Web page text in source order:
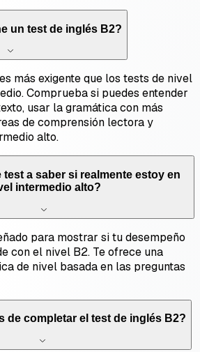
un test de inglés B2?
más exigente que los tests de nivel
Comprueba si puedes entender
usar la gramática con más
de comprensión lectora y
alto.
test a saber si realmente estoy en
intermedio alto?
para mostrar si tu desempeño
con el nivel B2. Te ofrece una
de nivel basada en las preguntas
de completar el test de inglés B2?